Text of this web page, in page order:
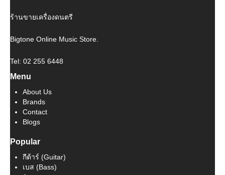
ร้านขายเครื่องดนตรี
Bigtone Online Music Store.
Tel: 02 255 6448
Menu
About Us
Brands
Contact
Blogs
Popular
กีต้าร์ (Guitar)
เบส (Bass)